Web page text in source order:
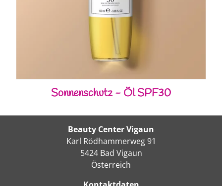
Sonnenschutz - Öl SPF30
Beauty Center Vigaun
Karl Rödhammerweg 91
5424 Bad Vigaun
Österreich